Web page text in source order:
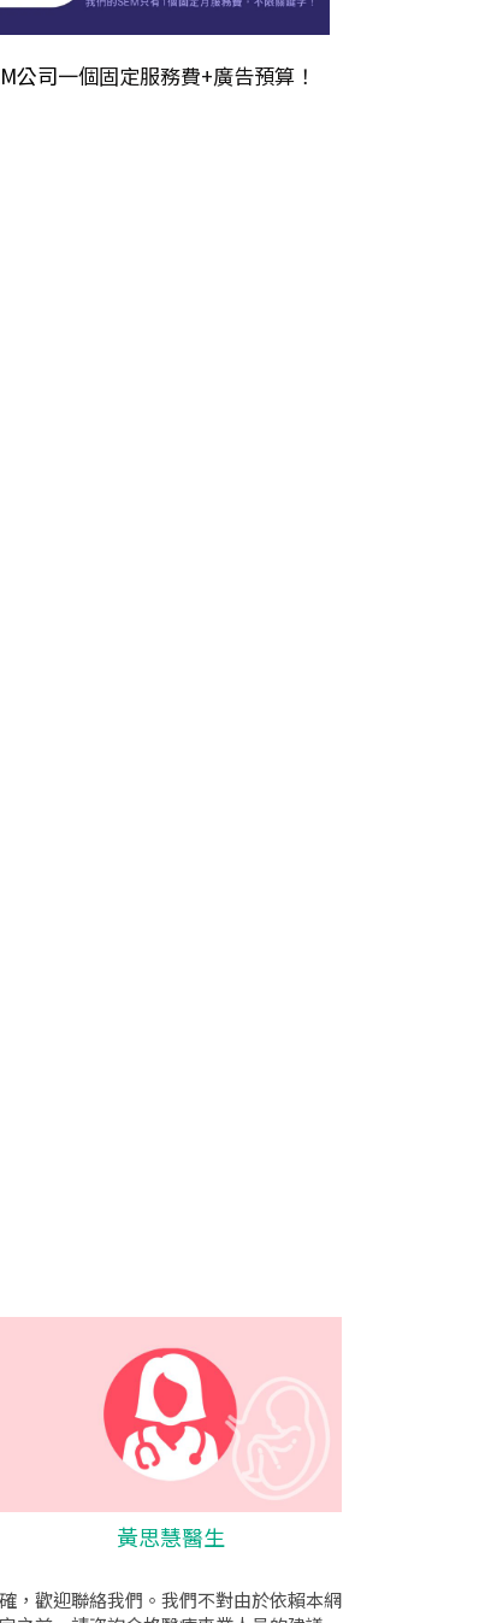
公司一個固定服務費+廣告預算！
黃思慧醫生
，歡迎聯絡我們。我們不對由於依賴本網